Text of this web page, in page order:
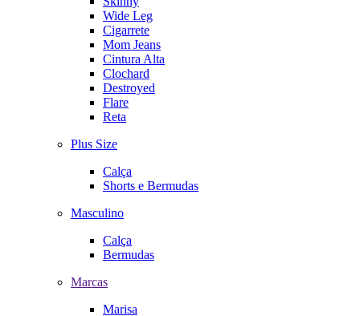
Wide Leg
Cigarrete
Mom Jeans
Cintura Alta
Clochard
Destroyed
Flare
Reta
Plus Size
Calça
Shorts e Bermudas
Masculino
Calça
Bermudas
Marcas
Marisa